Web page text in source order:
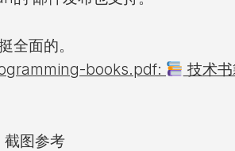
全面的。
books.pdf:
技术
图参考